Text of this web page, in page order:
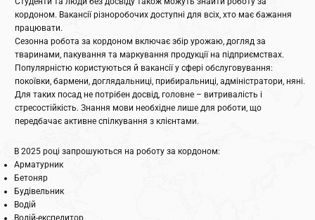
кордоном. Вакансії різноробочих доступні для всіх, хто має бажання
працювати.
Сезонна робота за кордоном включає збір урожаю, догляд за
тваринами, пакування та маркування продукції на підприємствах.
Популярністю користуються й вакансії у сфері обслуговування:
покоївки, бармени, доглядальниці, прибиральниці, адміністратори, няні.
Для таких посад не потрібен досвід, головне – витривалість і
стресостійкість. Знання мови необхідне лише для роботи, що
передбачає активне спілкування з клієнтами.
В 2025 році запрошуються на роботу за кордоном:
Арматурник
Бетоняр
Будівельник
Водій
Водій-експедитор